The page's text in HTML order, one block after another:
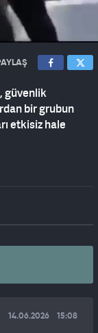
güvenlik
bir grubun
etkisiz hale
14.06.2026 15:08